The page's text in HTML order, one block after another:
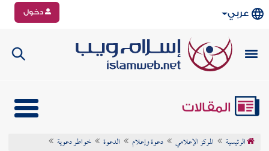
عربي دخول
المقالات
الرئيسية المركز الإعلامي دعوة وإعلام الدعوة خواطـر دعوية